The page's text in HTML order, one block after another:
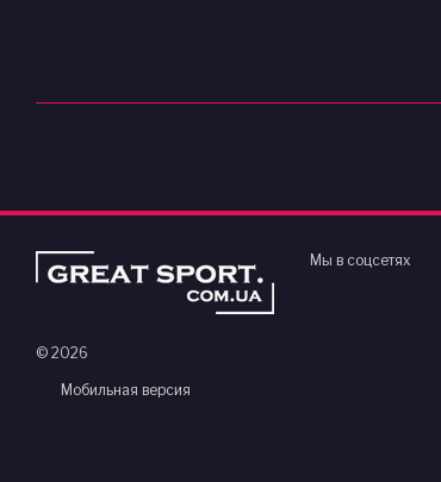
© 2026
Мобильная версия
Мы в соцсетях